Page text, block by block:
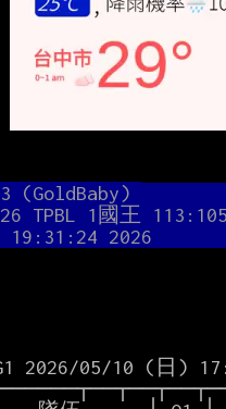
(GoldBaby)
TPBL 1國王
19:31:24 2026